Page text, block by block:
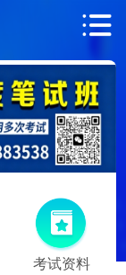
考试资料